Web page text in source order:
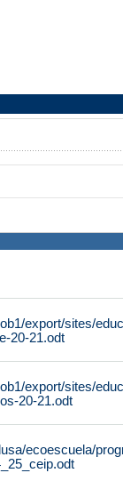
export/sites/
20-21.odt
export/sites/
20-21.odt
ecoescuela/